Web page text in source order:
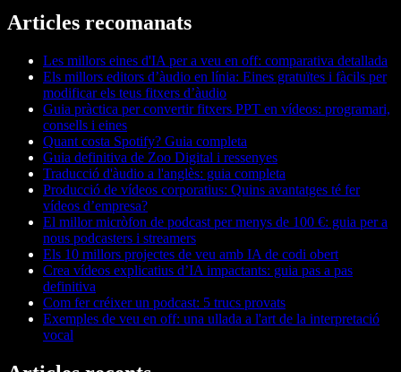
Articles recomanats
Les millors eines d'IA per a veu en off: comparativa detallada
Els millors editors d’àudio en línia: Eines gratuïtes i fàcils per
modificar els teus fitxers d’àudio
Guia pràctica per convertir fitxers PPT en vídeos: programari,
consells i eines
Quant costa Spotify? Guia completa
Guia definitiva de Zoo Digital i ressenyes
Traducció d'àudio a l'anglès: guia completa
Producció de vídeos corporatius: Quins avantatges té fer
vídeos d’empresa?
El millor micròfon de podcast per menys de 100 €: guia per a
nous podcasters i streamers
Els 10 millors projectes de veu amb IA de codi obert
Crea vídeos explicatius d’IA impactants: guia pas a pas
definitiva
Com fer créixer un podcast: 5 trucs provats
Exemples de veu en off: una ullada a l'art de la interpretació
vocal